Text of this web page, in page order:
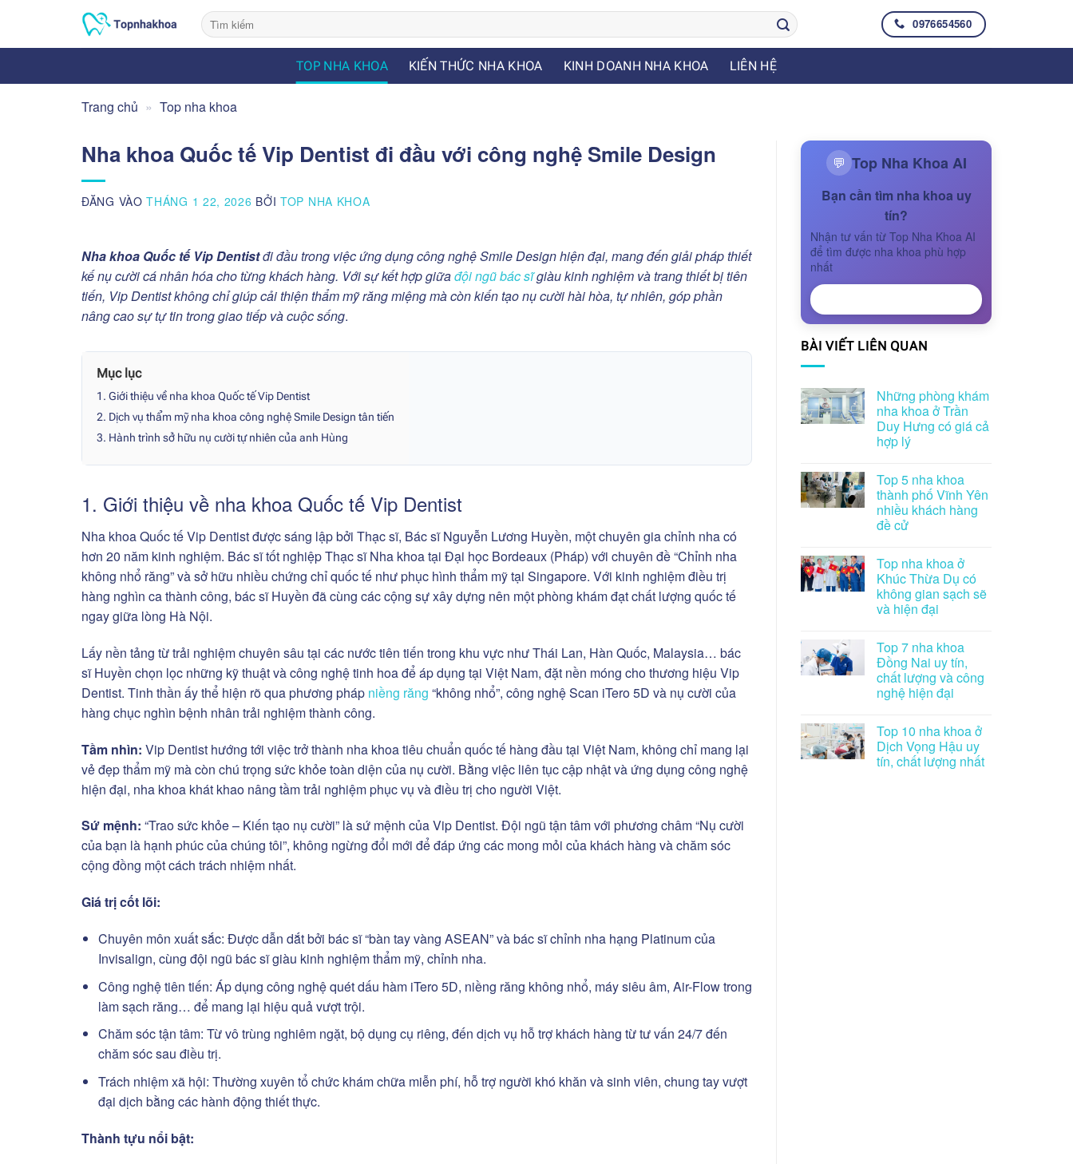
nội
0976654560
TOP NHA KHOA KIẾN THỨC NHA KHOA KINH DOANH NHA KHOA LIÊN HỆ
Trang chủ » Top nha khoa
Nha khoa Quốc tế Vip Dentist đi đầu với công nghệ Smile Design
ĐĂNG VÀOTHÁNG 1 22, 2026 BỞITOP NHA KHOA
Nha khoa Quốc tế Vip Dentistđi đầu trong việc ứng dụng công nghệ Smile Design hiện đại, mang đến giải pháp thiết
kế nụ cười cá nhân hóa cho từng khách hàng. Với sự kết hợp giữađội ngũ bác sĩgiàu kinh nghiệm và trang thiết bị tiên
tiến, Vip Dentist không chỉ giúp cải thiện thẩm mỹ răng miệng mà còn kiến tạo nụ cười hài hòa, tự nhiên, góp phần
nâng cao sự tự tin trong giao tiếp và cuộc sống.
Mục lục
1. Giới thiệu về nha khoa Quốc tế Vip Dentist
2. Dịch vụ thẩm mỹ nha khoa công nghệ Smile Design tân tiến
3. Hành trình sở hữu nụ cười tự nhiên của anh Hùng
1. Giới thiệu về nha khoa Quốc tế Vip Dentist
Nha khoa Quốc tế Vip Dentist được sáng lập bởi Thạc sĩ, Bác sĩ Nguyễn Lương Huyền, một chuyên gia chỉnh nha có
hơn 20 năm kinh nghiệm. Bác sĩ tốt nghiệp Thạc sĩ Nha khoa tại Đại học Bordeaux (Pháp) với chuyên đề “Chỉnh nha
không nhổ răng” và sở hữu nhiều chứng chỉ quốc tế như phục hình thẩm mỹ tại Singapore. Với kinh nghiệm điều trị
hàng nghìn ca thành công, bác sĩ Huyền đã cùng các cộng sự xây dựng nên một phòng khám đạt chất lượng quốc tế
ngay giữa lòng Hà Nội.
Lấy nền tảng từ trải nghiệm chuyên sâu tại các nước tiên tiến trong khu vực như Thái Lan, Hàn Quốc, Malaysia… bác
sĩ Huyền chọn lọc những kỹ thuật và công nghệ tinh hoa để áp dụng tại Việt Nam, đặt nền móng cho thương hiệu Vip
Dentist. Tinh thần ấy thể hiện rõ qua phương pháp niềng răng “không nhổ”, công nghệ Scan iTero 5D và nụ cười của
hàng chục nghìn bệnh nhân trải nghiệm thành công.
Tầm nhìn: Vip Dentist hướng tới việc trở thành nha khoa tiêu chuẩn quốc tế hàng đầu tại Việt Nam, không chỉ mang lại
vẻ đẹp thẩm mỹ mà còn chú trọng sức khỏe toàn diện của nụ cười. Bằng việc liên tục cập nhật và ứng dụng công nghệ
hiện đại, nha khoa khát khao nâng tầm trải nghiệm phục vụ và điều trị cho người Việt.
Sứ mệnh: “Trao sức khỏe – Kiến tạo nụ cười” là sứ mệnh của Vip Dentist. Đội ngũ tận tâm với phương châm “Nụ cười
của bạn là hạnh phúc của chúng tôi”, không ngừng đổi mới để đáp ứng các mong mỏi của khách hàng và chăm sóc
cộng đồng một cách trách nhiệm nhất.
Giá trị cốt lõi:
Chuyên môn xuất sắc: Được dẫn dắt bởi bác sĩ “bàn tay vàng ASEAN” và bác sĩ chỉnh nha hạng Platinum của
Invisalign, cùng đội ngũ bác sĩ giàu kinh nghiệm thẩm mỹ, chỉnh nha.
Công nghệ tiên tiến: Áp dụng công nghệ quét dấu hàm iTero 5D, niềng răng không nhổ, máy siêu âm, Air-Flow trong
làm sạch răng… để mang lại hiệu quả vượt trội.
Chăm sóc tận tâm: Từ vô trùng nghiêm ngặt, bộ dụng cụ riêng, đến dịch vụ hỗ trợ khách hàng từ tư vấn 24/7 đến
chăm sóc sau điều trị.
Trách nhiệm xã hội: Thường xuyên tổ chức khám chữa miễn phí, hỗ trợ người khó khăn và sinh viên, chung tay vượt
đại dịch bằng các hành động thiết thực.
Thành tựu nổi bật:
💬 Top Nha Khoa AI
Bạn cần tìm nha khoa uy
tín?
Nhận tư vấn từ Top Nha Khoa AI
để tìm được nha khoa phù hợp
nhất
BÀI VIẾT LIÊN QUAN
Những phòng khám
nha khoa ở Trần
Duy Hưng có giá cả
hợp lý
Top 5 nha khoa
thành phố Vĩnh Yên
nhiều khách hàng
đề cử
Top nha khoa ở
Khúc Thừa Dụ có
không gian sạch sẽ
và hiện đại
Top 7 nha khoa
Đồng Nai uy tín,
chất lượng và công
nghệ hiện đại
Top 10 nha khoa ở
Dịch Vọng Hậu uy
tín, chất lượng nhất